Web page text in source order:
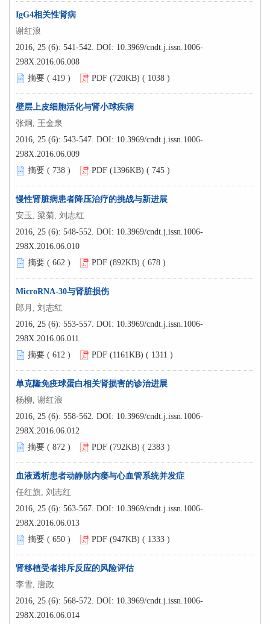
IgG4相关性肾病
谢红浪
2016, 25 (6): 541-542. DOI: 10.3969/cndt.j.issn.1006-
298X.2016.06.008
摘要 ( 419 ) PDF (720KB) ( 1038 )
壁层上皮细胞活化与肾小球疾病
张炯, 王金泉
2016, 25 (6): 543-547. DOI: 10.3969/cndt.j.issn.1006-
298X.2016.06.009
摘要 ( 738 ) PDF (1396KB) ( 745 )
慢性肾脏病患者降压治疗的挑战与新进展
安玉, 梁菊, 刘志红
2016, 25 (6): 548-552. DOI: 10.3969/cndt.j.issn.1006-
298X.2016.06.010
摘要 ( 662 ) PDF (892KB) ( 678 )
MicroRNA-30与肾脏损伤
郎月, 刘志红
2016, 25 (6): 553-557. DOI: 10.3969/cndt.j.issn.1006-
298X.2016.06.011
摘要 ( 612 ) PDF (1161KB) ( 1311 )
单克隆免疫球蛋白相关肾损害的诊治进展
杨柳, 谢红浪
2016, 25 (6): 558-562. DOI: 10.3969/cndt.j.issn.1006-
298X.2016.06.012
摘要 ( 872 ) PDF (792KB) ( 2383 )
血液透析患者动静脉内瘘与心血管系统并发症
任红旗, 刘志红
2016, 25 (6): 563-567. DOI: 10.3969/cndt.j.issn.1006-
298X.2016.06.013
摘要 ( 650 ) PDF (947KB) ( 1333 )
肾移植受者排斥反应的风险评估
李雪, 唐政
2016, 25 (6): 568-572. DOI: 10.3969/cndt.j.issn.1006-
298X.2016.06.014